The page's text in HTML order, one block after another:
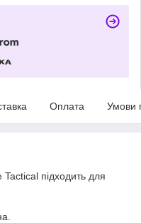
Оплата Умови
підходить для